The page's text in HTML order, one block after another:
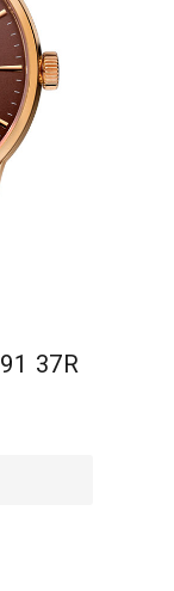
37R